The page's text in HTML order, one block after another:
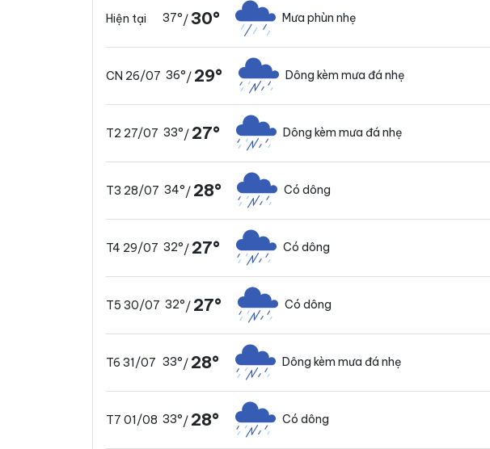
Hiện tại 37°/30° Mưa phùn nhẹ
CN 26/07 36°/ 29° Dông kèm mưa đá nhẹ
T2 27/07 33°/ 27° Dông kèm mưa đá nhẹ
T3 28/07 34°/ 28° Có dông
T4 29/07 32°/ 27° Có dông
T5 30/07 32°/ 27° Có dông
T6 31/07 33°/ 28° Dông kèm mưa đá nhẹ
T7 01/08 33°/ 28° Có dông